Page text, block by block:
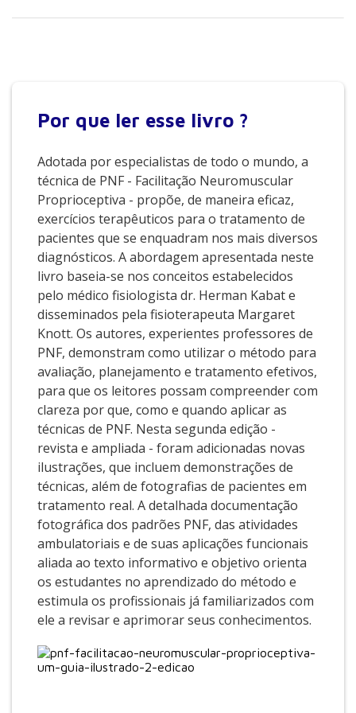
Por que ler esse livro ?
Adotada por especialistas de todo o mundo, a
técnica de PNF - Facilitação Neuromuscular
Proprioceptiva - propõe, de maneira eficaz,
exercícios terapêuticos para o tratamento de
pacientes que se enquadram nos mais diversos
diagnósticos. A abordagem apresentada neste
livro baseia-se nos conceitos estabelecidos
pelo médico fisiologista dr. Herman Kabat e
disseminados pela fisioterapeuta Margaret
Knott. Os autores, experientes professores de
PNF, demonstram como utilizar o método para
avaliação, planejamento e tratamento efetivos,
para que os leitores possam compreender com
clareza por que, como e quando aplicar as
técnicas de PNF. Nesta segunda edição -
revista e ampliada - foram adicionadas novas
ilustrações, que incluem demonstrações de
técnicas, além de fotografias de pacientes em
tratamento real. A detalhada documentação
fotográfica dos padrões PNF, das atividades
ambulatoriais e de suas aplicações funcionais
aliada ao texto informativo e objetivo orienta
os estudantes no aprendizado do método e
estimula os profissionais já familiarizados com
ele a revisar e aprimorar seus conhecimentos.